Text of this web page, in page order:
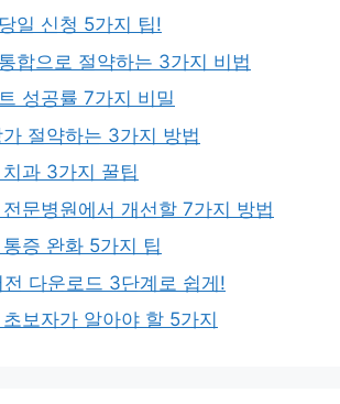
일 신청 5가지 팁!
합으로 절약하는 3가지 비법
성공률 7가지 비밀
절약하는 3가지 방법
과 3가지 꿀팁
문병원에서 개선할 7가지 방법
증 완화 5가지 팁
다운로드 3단계로 쉽게!
보자가 알아야 할 5가지